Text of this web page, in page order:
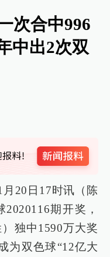
次合中996
中出2次双
20日17时讯（陈
2020116期开奖，
独中1590万大奖
为双色球“12亿大